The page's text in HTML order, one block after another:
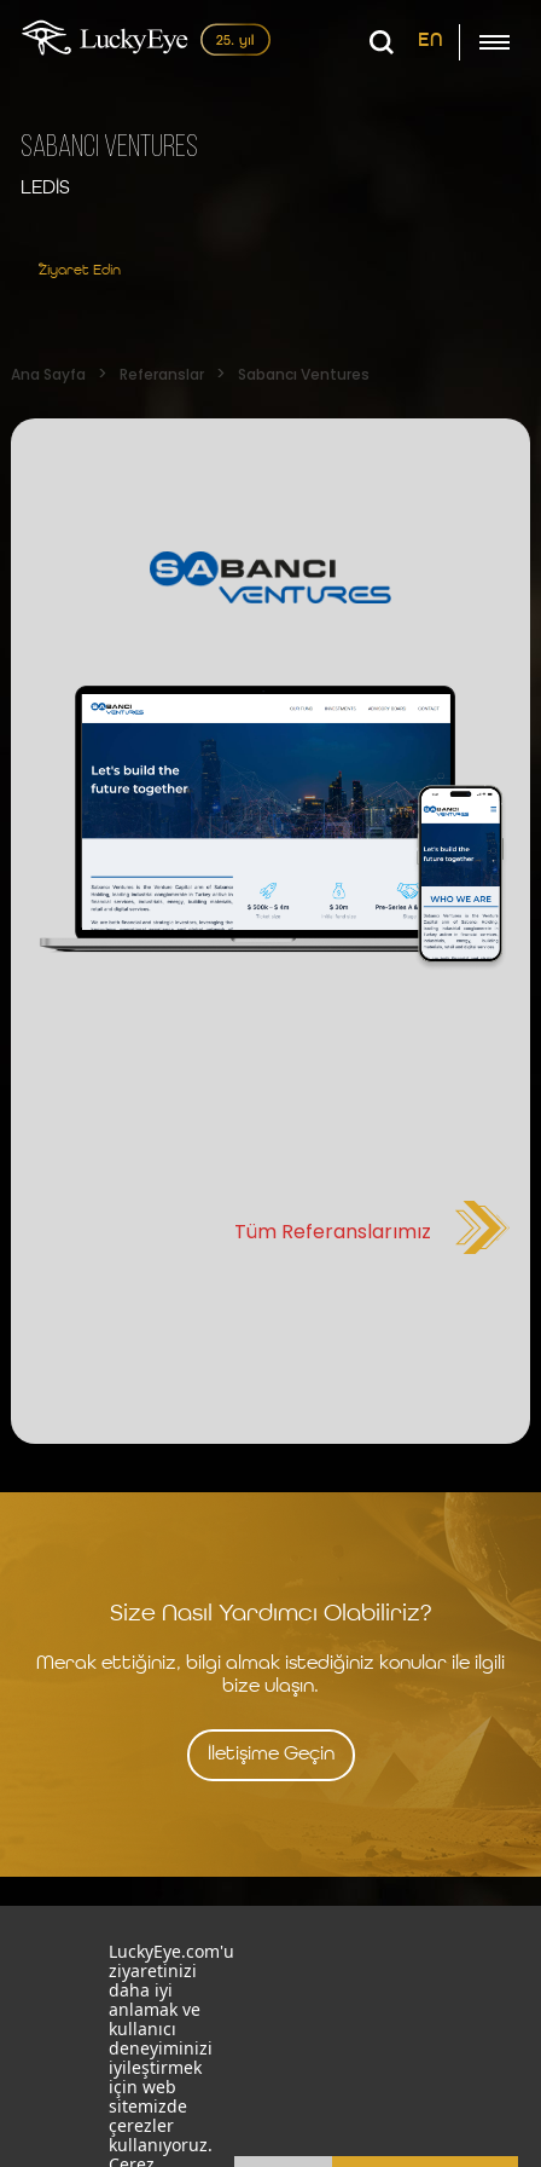
EN
Sabancı Ventures
LEDİS
Ziyaret Edin
Ana Sayfa Referanslar Sabancı Ventures
Tüm Referanslarımız
Size Nasıl Yardımcı Olabiliriz?
Merak ettiğiniz, bilgi almak istediğiniz konular ile ilgili
bize ulaşın.
İletişime Geçin
19 Mayıs Mah. Turaboğlu Sok.
Hamdiye Yazgan İş Merkezi
Kozyatağı, Kadıköy, İstanbul
T: +90 216 355 03 19
Sosyal Medya
LuckyEye.com'u
ziyaretinizi
daha iyi
anlamak ve
kullanıcı
deneyiminizi
iyileştirmek
için web
sitemizde
çerezler
kullanıyoruz.